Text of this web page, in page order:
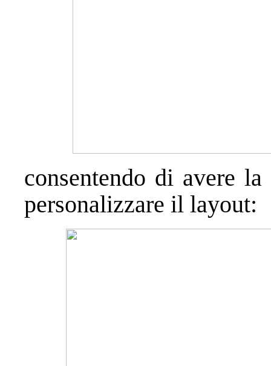
consentendo di avere
personalizzare il layout: